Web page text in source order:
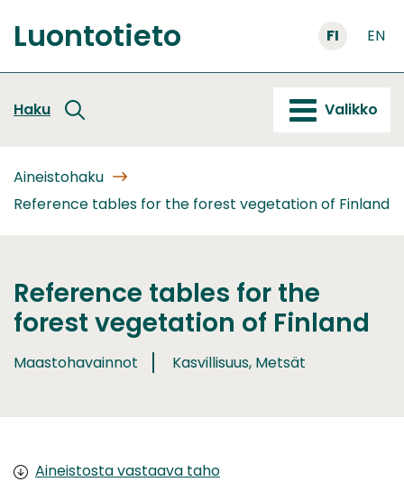
sisältöön
Etusivu
Luontotieto FI EN
Haku Valikko
Aineistohaku
Reference tables for the forest vegetation of Finland
Reference tables for the
forest vegetation of Finland
Maastohavainnot Kasvillisuus, Metsät
Aineistosta vastaava taho